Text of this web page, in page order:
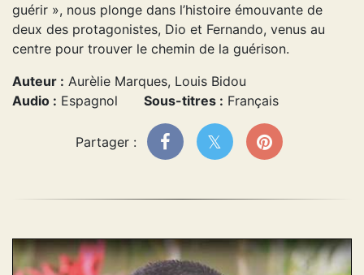
guérir », nous plonge dans l’histoire émouvante de
deux des protagonistes, Dio et Fernando, venus au
centre pour trouver le chemin de la guérison.
Auteur : Aurèlie Marques, Louis Bidou
Audio : Espagnol Sous-titres : Français
Partager :